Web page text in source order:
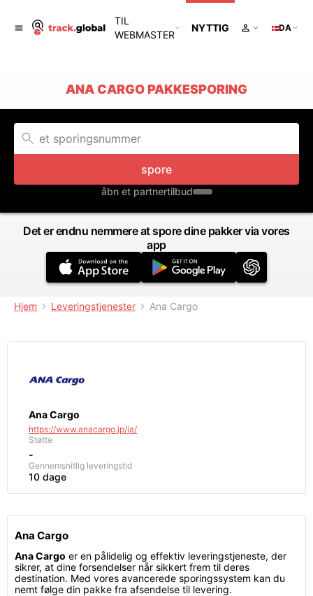
TIL
WEBMASTER
NYTTIG DA
ANA CARGO PAKKESPORING
spore
åbn et partnertilbud
Det er endnu nemmere at spore dine pakker via vores
app
Hjem Leveringstjenester Ana Cargo
Ana Cargo
https://www.anacargo.jp/ja/
Støtte
-
Gennemsnitlig leveringstid
10 dage
Ana Cargo
Ana Cargo er en pålidelig og effektiv leveringstjeneste, der
sikrer, at dine forsendelser når sikkert frem til deres
destination. Med vores avancerede sporingssystem kan du
nemt følge din pakke fra afsendelse til levering.